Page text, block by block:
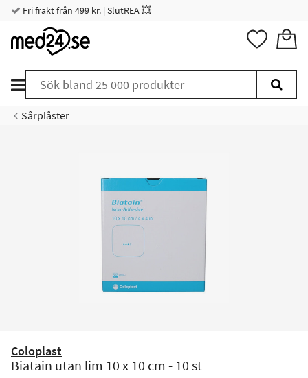
Fri frakt från 499 kr. | SlutREA 💥
Sårplåster
Coloplast
Biatain utan lim 10 x 10 cm - 10 st